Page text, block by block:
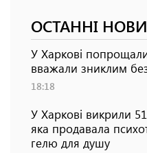
ОСТАННІ
У Харкові
вважали зниклим
18:18
У Харкові викрили
яка продавала
гелю для душу